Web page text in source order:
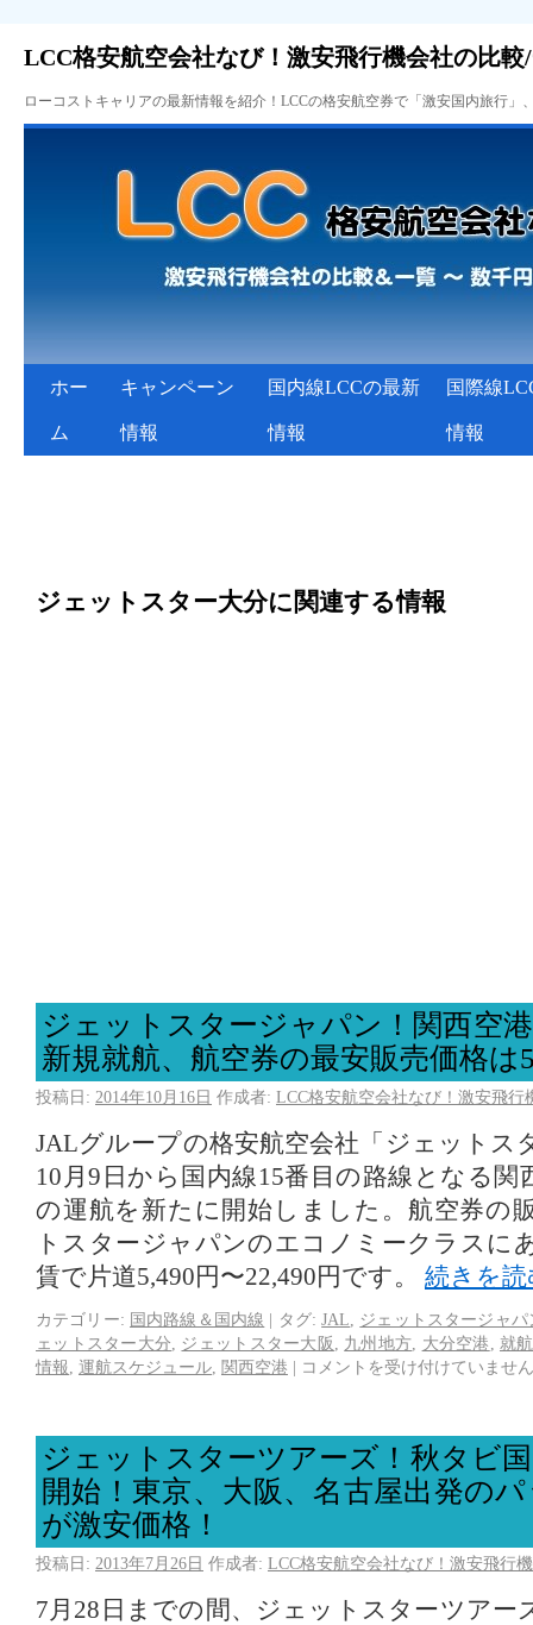
LCC格安航空会社なび！激安飛行機会社の比較
ローコストキャリアの最新情報を紹介！LCCの格安航空券で「激安国内旅行
ホー
ム
キャンペーン
情報
国内線LCCの最新
情報
国際線
情報
ジェットスター大分に関連する情報
ジェットスタージャパン！関西空
新規就航、航空券の最安販売価格は
投稿日: 2014年10月16日 作成者: LCC格安航空会社なび！激安飛行
JALグループの格安航空会社「ジェットス
10月9日から国内線15番目の路線となる関
の運航を新たに開始しました。航空券の
トスタージャパンのエコノミークラスに
賃で片道5,490円〜22,490円です。 続きを
カテゴリー: 国内路線＆国内線 | タグ: JAL
ジェットスタージャパ
ェットスター大分
ジェットスター大阪 九州地方 大分空港
就
情報 運航スケジュール 関西空港 | コメントを受け付けていませ
ジェットスターツアーズ！秋タビ
開始！東京、大阪、名古屋出発の
が激安価格！
投稿日: 2013年7月26日 作成者: LCC格安航空会社なび！激安飛行
7月28日までの間、ジェットスターツアー